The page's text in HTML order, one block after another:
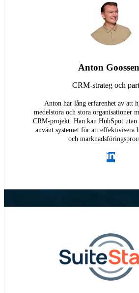
Anton
CRM-strateg och
Anton har lång erfarenhet av att
medelstora och stora organisationer
CRM-projekt. Han kan HubSpot utan
använt systemet för att effektivisera
och